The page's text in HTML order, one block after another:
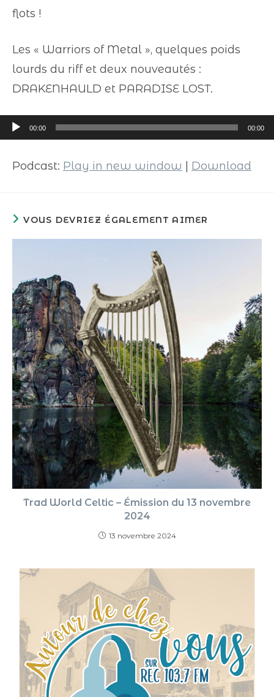
flots !
Les « Warriors of Metal », quelques poids
lourds du riff et deux nouveautés :
DRAKENHAULD et PARADISE LOST.
Lecteur
audio
00:00 00:00
Podcast: Play in new window Download
VOUS DEVRIEZ ÉGALEMENT AIMER
Trad World Celtic – Émission du 13 novembre
2024
13 novembre 2024